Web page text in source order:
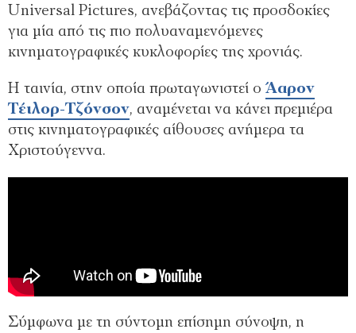
Universal Pictures, ανεβάζοντας τις προσδοκίες
για μία από τις πιο πολυαναμενόμενες
κινηματογραφικές κυκλοφορίες της χρονιάς.
Η ταινία, στην οποία πρωταγωνιστεί ο Άαρον
Τέιλορ-Τζόνσον, αναμένεται να κάνει πρεμιέρα
στις κινηματογραφικές αίθουσες ανήμερα τα
Χριστούγεννα.
Σύμφωνα με τη σύντομη επίσημη σύνοψη, η